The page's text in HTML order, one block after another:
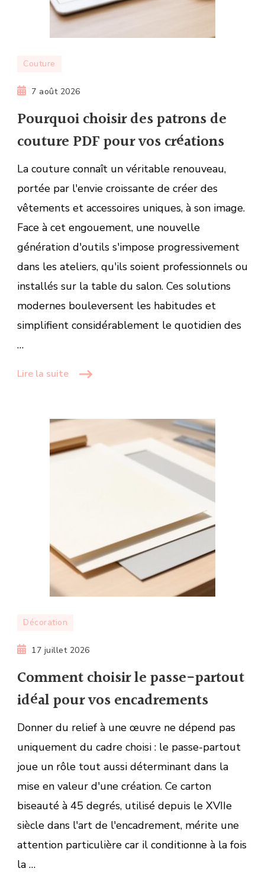
7 août 2026
Couture
Pourquoi choisir des patrons de
couture PDF pour vos créations
La couture connaît un véritable renouveau,
portée par l'envie croissante de créer des
vêtements et accessoires uniques, à son image.
Face à cet engouement, une nouvelle
génération d'outils s'impose progressivement
dans les ateliers, qu'ils soient professionnels ou
installés sur la table du salon. Ces solutions
modernes bouleversent les habitudes et
simplifient considérablement le quotidien des
…
Lire la suite
17 juillet 2026
Décoration
Comment choisir le passe-partout
idéal pour vos encadrements
Donner du relief à une œuvre ne dépend pas
uniquement du cadre choisi : le passe-partout
joue un rôle tout aussi déterminant dans la
mise en valeur d'une création. Ce carton
biseauté à 45 degrés, utilisé depuis le XVIIe
siècle dans l'art de l'encadrement, mérite une
attention particulière car il conditionne à la fois
la …